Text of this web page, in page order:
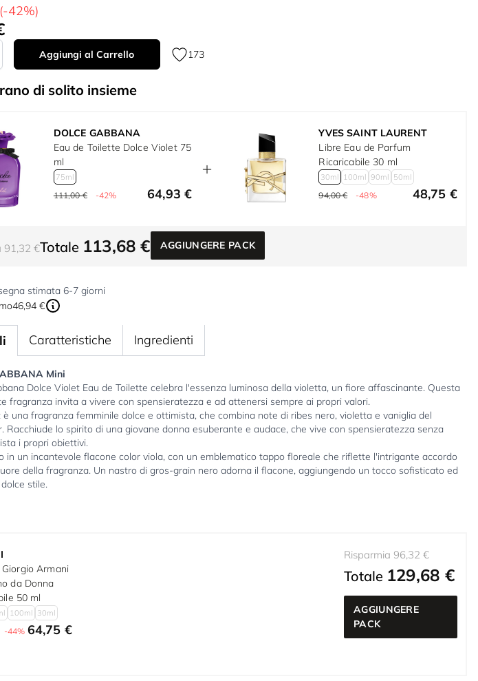
42%)
Aggiungi al Carrello 173
di solito insieme
DOLCE GABBANA
Eau de Toilette Dolce Violet 75
ml
75ml
111,00 € -42% 64,93 €
YVES SAINT LAURENT
Libre Eau de Parfum
Ricaricabile 30 ml
30ml 100ml 90ml 50ml
94,00 € -48% 48,75 €
91,32 €Totale 113,68 € AGGIUNGERE PACK
stimata 6-7 giorni
46,94 €
Mini
Dolce Violet Eau de Toilette celebra l'essenza luminosa della violetta, un fiore affascinante. Questa
fragranza invita a vivere con spensieratezza e ad attenersi sempre ai propri valori.
è una fragranza femminile dolce e ottimista, che combina note di ribes nero, violetta e vaniglia del
Racchiude lo spirito di una giovane donna esuberante e audace, che vive con spensieratezza senza
i propri obiettivi.
in un incantevole flacone color viola, con un emblematico tappo floreale che riflette l'intrigante accordo
della fragranza. Un nastro di gros-grain nero adorna il flacone, aggiungendo un tocco sofisticato ed
stile.
Caratteristiche Ingredienti
Armani
da Donna
50 ml
100ml 30ml
-44% 64,75 €
Risparmia 96,32 €
Totale 129,68 €
AGGIUNGERE
PACK